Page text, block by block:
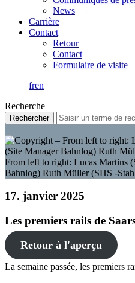
News
Carrière
Contact
Retour
Contact
Formulaire de visite
fren
Recherche
From left to right: Lucas Martins
Bahnlog) Ruth Müller (SHS -
17. janvier 2025
Les premiers rails de
Retour à l'aperçu
La semaine passée, les premiers